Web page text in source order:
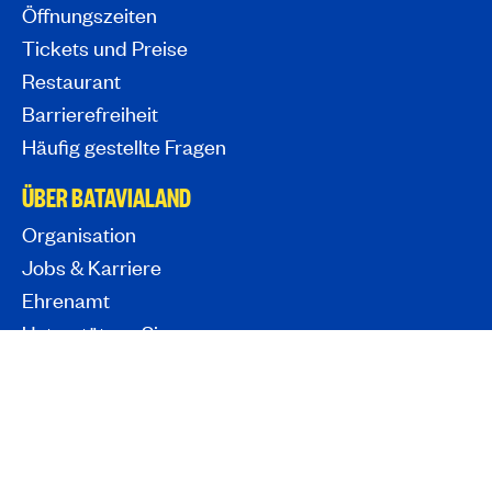
Öffnungszeiten
Tickets und Preise
Restaurant
Barrierefreiheit
Häufig gestellte Fragen
ÜBER BATAVIALAND
Organisation
Jobs & Karriere
Ehrenamt
Unterstützen Sie uns